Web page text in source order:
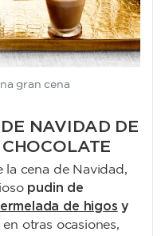
gran cena
NAVIDAD DE
la cena de Navidad,
pudin de
de higos y
en otras ocasiones,